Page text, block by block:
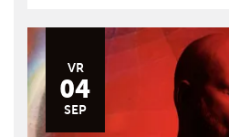
VR
04
SEP